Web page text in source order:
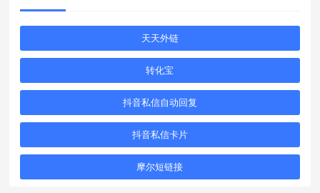
天天外链
转化宝
抖音私信自动回复
抖音私信卡片
摩尔短链接